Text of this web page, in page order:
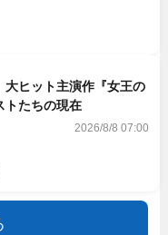
ヒット主演作『女王の
トたちの現在
2026/8/8 07:00